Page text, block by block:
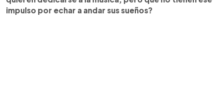
impulso por echar a andar sus sueños?